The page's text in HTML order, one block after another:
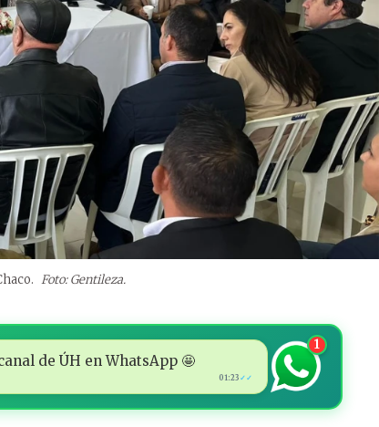
Foto: Gentileza.
de ÚH en WhatsApp 🤩
01:23 ✓✓
1